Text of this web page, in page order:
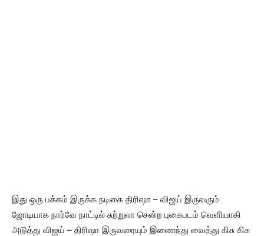
இது ஒரு பக்கம் இருக்க நடிகை திரிஷா – விஜய் இருவரும்
ஜோடியாக நார்வே நாட்டில் சுற்றுலா சென்ற புகைபடம் வெளியாகி
அடுத்து விஜய் – திரிஷா இருவரையும் இணைந்து வைத்து கிசு கிசு